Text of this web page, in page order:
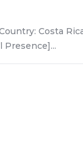
Costa
Presence]...